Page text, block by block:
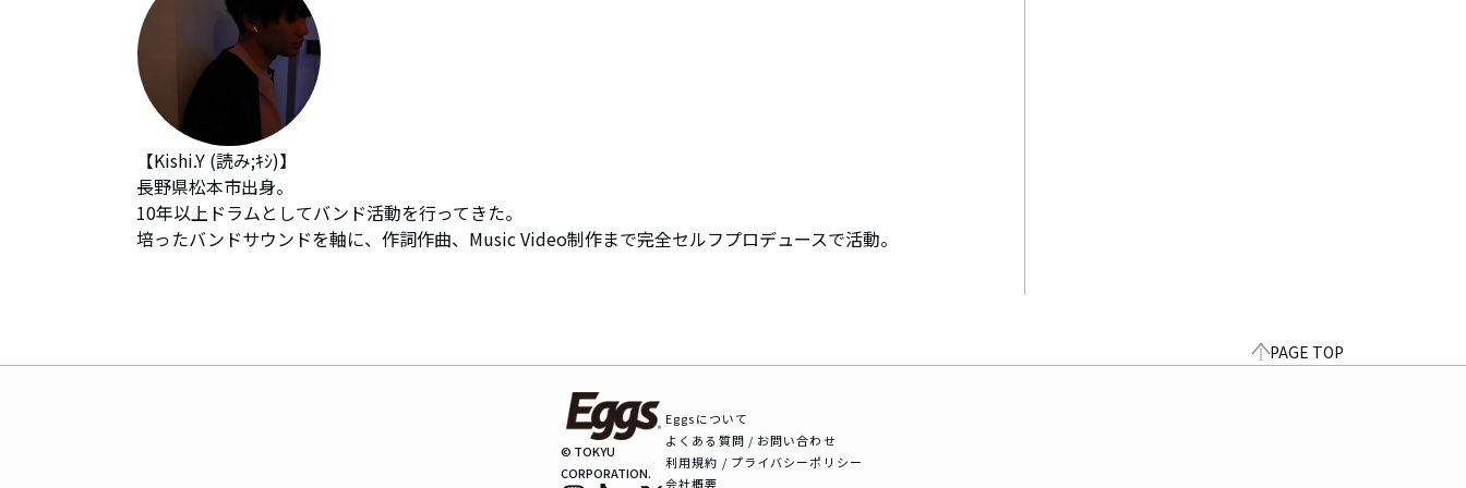
【Kishi.Y (読み;ｷｼ)】
長野県松本市出身。
10年以上ドラムとしてバンド活動を行ってきた。
培ったバンドサウンドを軸に、作詞作曲、Music Video制作まで完全セルフプロデュースで活動。
PAGE TOP
© TOKYU
CORPORATION.
Eggsについて
よくある質問 / お問い合わせ
利用規約 / プライバシーポリシー
会社概要